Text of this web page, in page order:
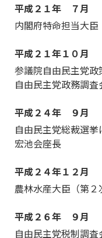
平成２１年 ７月
内閣府特命担当大臣
平成２１年１０月
参議院自由民主党
自由民主党政務調
平成２４年 ９月
自由民主党総裁選挙
宏池会座長
平成２４年１２月
農林水産大臣（第２
平成２６年 ９月
自由民主党税制調